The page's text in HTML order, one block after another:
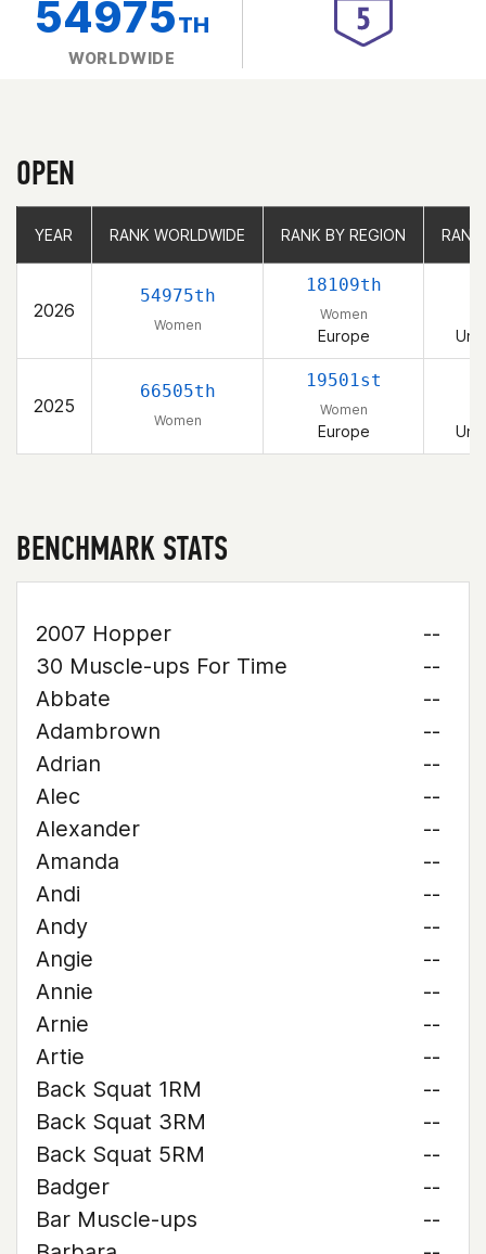
54975TH
WORLDWIDE
OPEN
YEAR RANK WORLDWIDE RANK BY REGION
2026
54975th
Women
18109th
Women
Europe
2025
66505th
Women
19501st
Women
Europe
YEAR RANK WORLDWIDE RANK BY REGION
BENCHMARK STATS
2007 Hopper
--
30 Muscle-ups For Time
--
Abbate
--
Adambrown
--
Adrian
--
Alec
--
Alexander
--
Amanda
--
Andi
--
Andy
--
Angie
--
Annie
--
Arnie
--
Artie
--
Back Squat 1RM
--
Back Squat 3RM
--
Back Squat 5RM
--
Badger
--
Bar Muscle-ups
--